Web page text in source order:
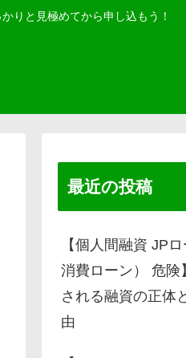
りと見極めてから申し込もう！
最近の投稿
【個人間融資 JP
消費ローン） 危険
される融資の正体
由